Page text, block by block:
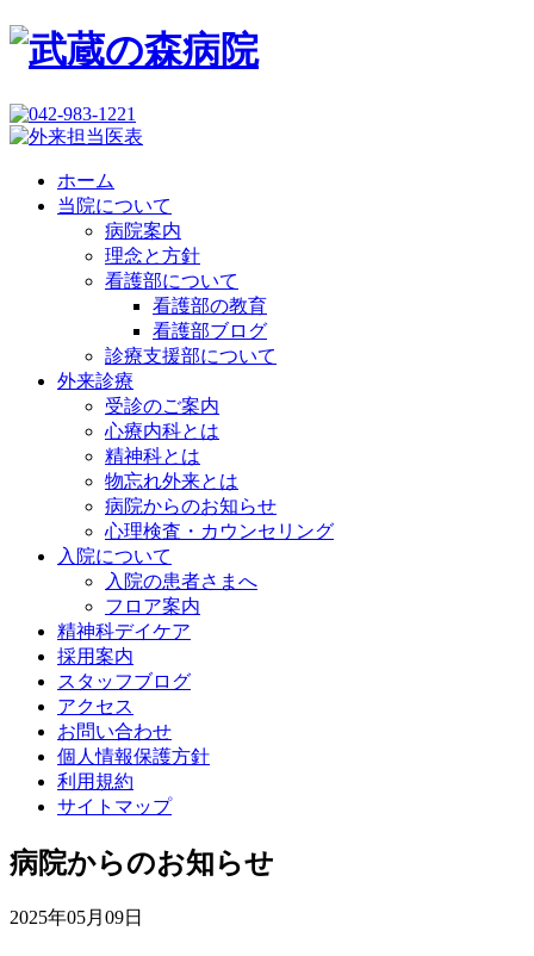
ホーム
当院について
病院案内
理念と方針
看護部について
看護部の教育
看護部ブログ
診療支援部について
外来診療
受診のご案内
心療内科とは
精神科とは
物忘れ外来とは
病院からのお知らせ
心理検査・カウンセリング
入院について
入院の患者さまへ
フロア案内
精神科デイケア
採用案内
スタッフブログ
アクセス
お問い合わせ
個人情報保護方針
利用規約
サイトマップ
病院からのお知らせ
2025年05月09日